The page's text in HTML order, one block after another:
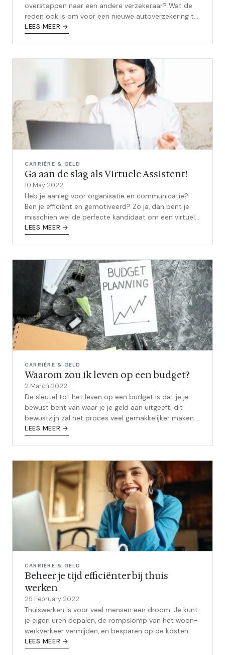
overstappen naar een andere verzekeraar? Wat de
reden ook is om voor een nieuwe autoverzekering te
gaan, het is belangrijk om goed te kijk...
LEES MEER →
CARRIÈRE & GELD
Ga aan de slag als Virtuele Assistent!
10 May 2022
Heb je aanleg voor organisatie en communicatie?
Ben je efficiënt en gemotiveerd? Zo ja, dan bent je
misschien wel de perfecte kandidaat om een virtuele
assistent te worden! In deze...
LEES MEER →
CARRIÈRE & GELD
Waarom zou ik leven op een budget?
2 March 2022
De sleutel tot het leven op een budget is dat je je
bewust bent van waar je je geld aan uitgeeft; dit
bewustzijn zal het proces veel gemakkelijker maken.
Als je je eenmaal bewust b...
LEES MEER →
CARRIÈRE & GELD
Beheer je tijd efficiënter bij thuis
werken
25 February 2022
Thuiswerken is voor veel mensen een droom. Je kunt
je eigen uren bepalen, de rompslomp van het woon-
werkverkeer vermijden, en besparen op de kosten
van kinderopvang. Maar voor veel...
LEES MEER →